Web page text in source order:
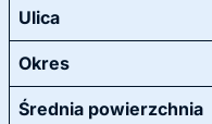
Ulica
Okres
Średnia powierzchnia